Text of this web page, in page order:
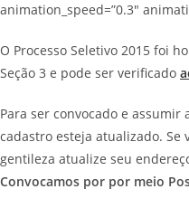
animation_speed=”0.3″
O Processo Seletivo 2015 foi
Seção 3 e pode ser verificado
Para ser convocado e
cadastro esteja atualizado. Se
gentileza atualize seu
Convocamos por por meio